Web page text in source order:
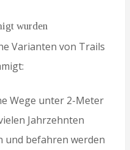
wurden
Varianten von Trails
Wege unter 2-Meter
Jahrzehnten
und befahren werden